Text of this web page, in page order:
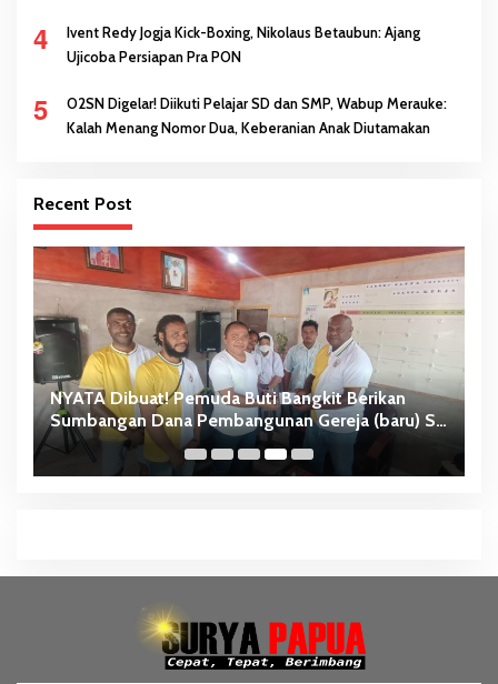
4
Ivent Redy Jogja Kick-Boxing, Nikolaus Betaubun: Ajang
Ujicoba Persiapan Pra PON
5
O2SN Digelar! Diikuti Pelajar SD dan SMP, Wabup Merauke:
Kalah Menang Nomor Dua, Keberanian Anak Diutamakan
Recent Post
NYATA Dibuat! Pemuda Buti Bangkit Berikan
Sumbangan Dana Pembangunan Gereja (baru) St.
Theresia Buti-Merauke